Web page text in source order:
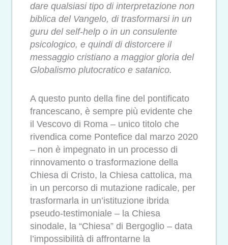
dare qualsiasi tipo di interpretazione non
biblica del Vangelo, di trasformarsi in un
guru del self-help o in un consulente
psicologico, e quindi di distorcere il
messaggio cristiano a maggior gloria del
Globalismo plutocratico e satanico.
A questo punto della fine del pontificato
francescano, è sempre più evidente che
il Vescovo di Roma – unico titolo che
rivendica come Pontefice dal marzo 2020
– non è impegnato in un processo di
rinnovamento o trasformazione della
Chiesa di Cristo, la Chiesa cattolica, ma
in un percorso di mutazione radicale, per
trasformarla in un’istituzione ibrida
pseudo-testimoniale – la Chiesa
sinodale, la “Chiesa” di Bergoglio – data
l’impossibilità di affrontarne la